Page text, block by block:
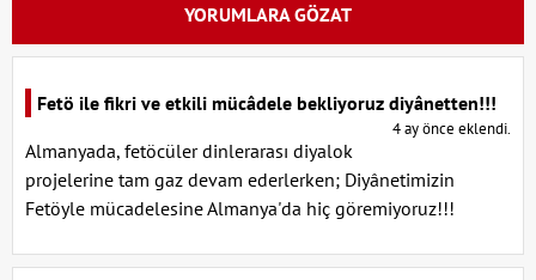
YORUMLARA GÖZAT
Fetö ile fikri ve etkili mücâdele bekliyoruz diyânetten!!!
4 ay önce eklendi.
Almanyada, fetöcüler dinlerarası diyalok
projelerine tam gaz devam ederlerken; Diyânetimizin
Fetöyle mücadelesine Almanya'da hiç göremiyoruz!!!